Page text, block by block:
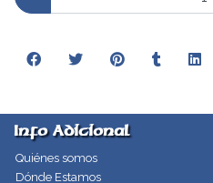
Info Adicional
Quiénes somos
Dónde Estamos